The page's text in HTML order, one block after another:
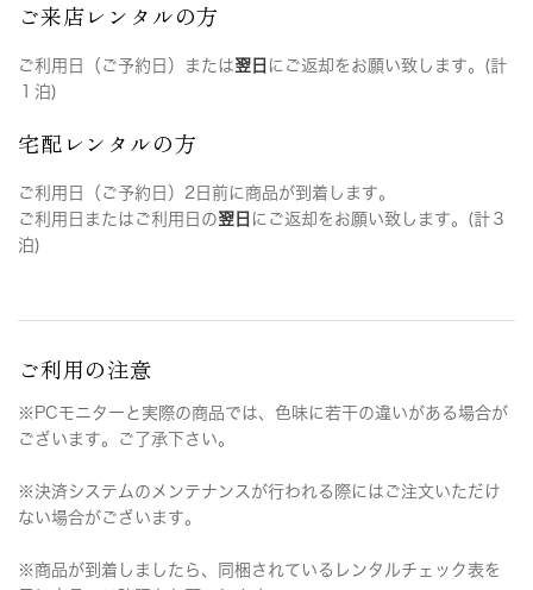
ご来店レンタルの方
ご利用日（ご予約日）または翌日 にご返却をお願い致します。(計
１泊)
宅配レンタルの方
ご利用日（ご予約日）2日前に商品が到着します。
ご利用日またはご利用日の翌日 にご返却をお願い致します。(計３
泊)
ご利用の注意
※PCモニターと実際の商品では、色味に若干の違いがある場合が
ございます。ご了承下さい。
※決済システムのメンテナンスが行われる際にはご注文いただけ
ない場合がございます。
※商品が到着しましたら、同梱されているレンタルチェック表を